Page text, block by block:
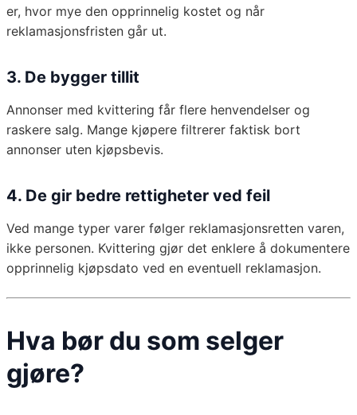
er, hvor mye den opprinnelig kostet og når
reklamasjonsfristen går ut.
3. De bygger tillit
Annonser med kvittering får flere henvendelser og
raskere salg. Mange kjøpere filtrerer faktisk bort
annonser uten kjøpsbevis.
4. De gir bedre rettigheter ved feil
Ved mange typer varer følger reklamasjonsretten varen,
ikke personen. Kvittering gjør det enklere å dokumentere
opprinnelig kjøpsdato ved en eventuell reklamasjon.
Hva bør du som selger
gjøre?